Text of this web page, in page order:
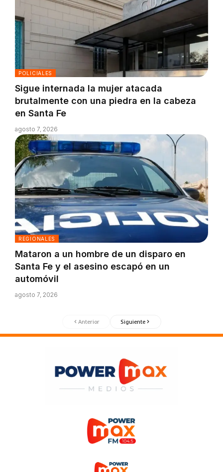
POLICIALES
Sigue internada la mujer atacada
brutalmente con una piedra en la cabeza
en Santa Fe
agosto 7, 2026
REGIONALES
Mataron a un hombre de un disparo en
Santa Fe y el asesino escapó en un
automóvil
agosto 7, 2026
Anterior Siguiente